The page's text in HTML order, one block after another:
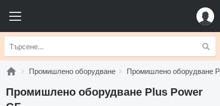
Промишлено оборудване Промишлено оборудване
Промишлено оборудване Plus Power